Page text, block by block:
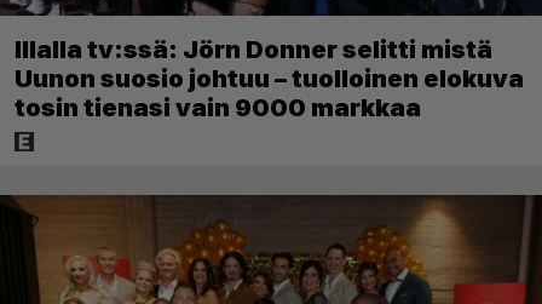
Illalla tv:ssä: Jörn Donner selitti mistä
Uunon suosio johtuu – tuolloinen elokuva
tosin tienasi vain 9000 markkaa